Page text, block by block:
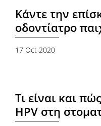
Κάντε την
οδοντίατρο
17 Oct 2020
Τι είναι και
HPV στη